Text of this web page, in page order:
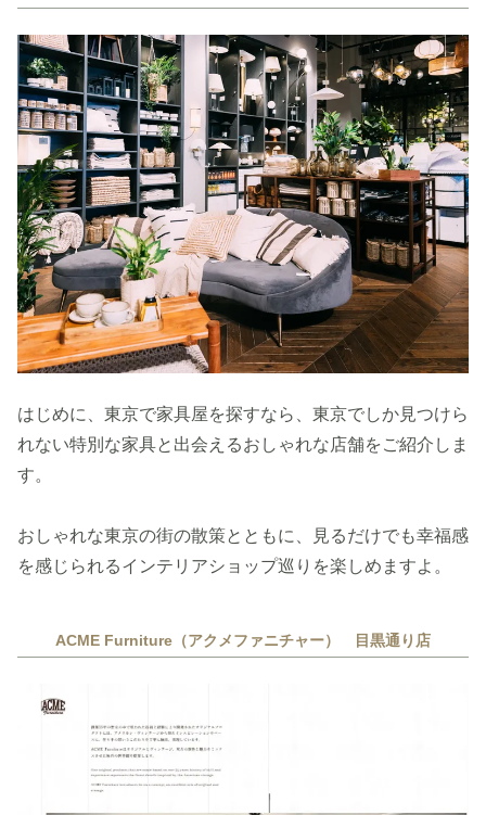
はじめに、東京で家具屋を探すなら、東京でしか見つけら
れない特別な家具と出会えるおしゃれな店舗をご紹介しま
す。
おしゃれな東京の街の散策とともに、見るだけでも幸福感
を感じられるインテリアショップ巡りを楽しめますよ。
ACME Furniture（アクメファニチャー） 目黒通り店